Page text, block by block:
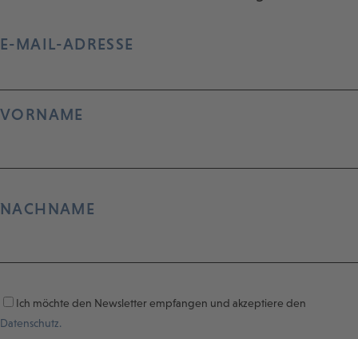
E-MAIL-ADRESSE
VORNAME
NACHNAME
Ich möchte den Newsletter empfangen und akzeptiere den
Datenschutz.